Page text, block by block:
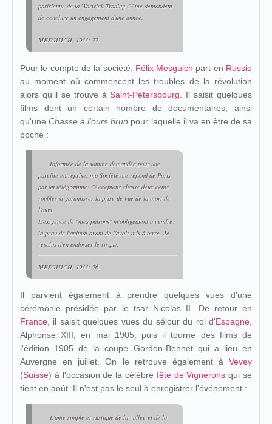
parisienne de la Warwick Trading Cº me demandent
de conclure un engagement d'une année.
MESGUICH, 1933: 72.
Pour le compte de la société, Félix Mesguich part en Russie
au moment où commencent les troubles de la révolution
alors qu'il se trouve àSaint-Pétersbourg . Il saisit quelques
films dont un certain nombre de documentaires, ainsi
qu'uneChasse à l'ours brun pour laquelle il va en être de sa
poche :
Informée de la somme demandée pour une
pareille entreprise, ma Société me répond de Paris
par un télégramme: "Acceptons chasse deux cents
roubles si garantissez la prise de vue de la mort de
l'ours.
L'exigence de "mes patrons" m'obligeaient à vendre
la peau de l'animal avant de l'avoir mis à terre. Je
résolus d'en endosser le risque.
MESGUICH, 1933: 76.
Il parvient également à prendre quelques vues d'une
cérémonie présidée par le tsar Nicolas II. De retour en
France , il saisit quelques vues du séjour du roi d'Espagne
Alphonse XIII, en mai 1905, puis il tourne des films de
l'édition 1905 de la coupe Gordon-Bennet qui a lieu en
Auvergne en juillet. On le retrouve également à Vevey
(Suisse) à l'occasion de la célèbre fête de Vignerons qui se
tient en août. Il n'est pas le seul à enregistrer l'événement :
L'âme simple et rustique de la vallée et de la